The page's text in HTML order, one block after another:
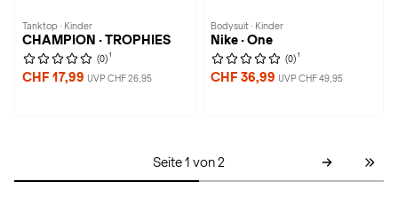
Tanktop · Kinder
CHAMPION · TROPHIES
(0) 1
CHF 17,99 UVP CHF 26,95
Bodysuit · Kinder
Nike · One
(0) 1
CHF 36,99 UVP CHF 49,95
Seite 1 von 2